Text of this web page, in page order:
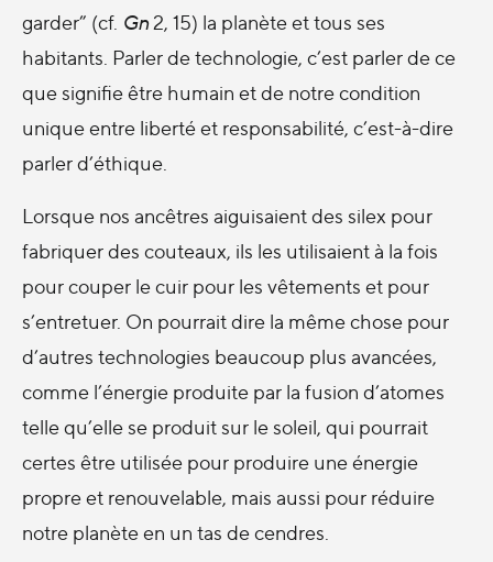
garder” (cf. Gn2, 15) la planète et tous ses
habitants. Parler de technologie, c’est parler de ce
que signifie être humain et de notre condition
unique entre liberté et responsabilité, c’est-à-dire
parler d’éthique.
Lorsque nos ancêtres aiguisaient des silex pour
fabriquer des couteaux, ils les utilisaient à la fois
pour couper le cuir pour les vêtements et pour
s’entretuer. On pourrait dire la même chose pour
d’autres technologies beaucoup plus avancées,
comme l’énergie produite par la fusion d’atomes
telle qu’elle se produit sur le soleil, qui pourrait
certes être utilisée pour produire une énergie
propre et renouvelable, mais aussi pour réduire
notre planète en un tas de cendres.